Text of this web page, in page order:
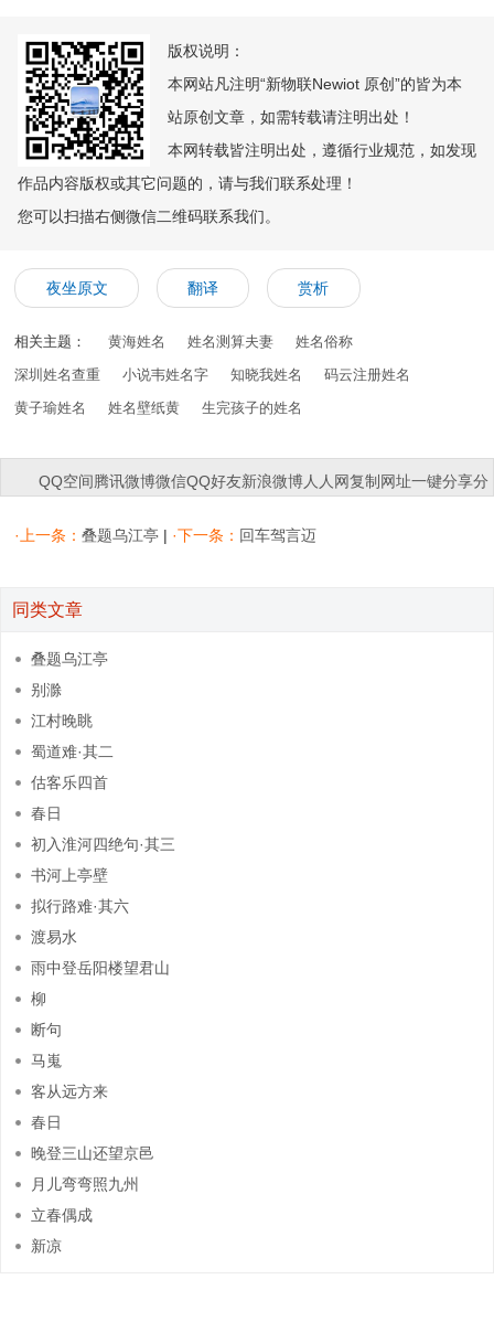
版权说明：
本网站凡注明“新物联Newiot 原创”的皆为本
站原创文章，如需转载请注明出处！
本网转载皆注明出处，遵循行业规范，如发现
作品内容版权或其它问题的，请与我们联系处理！
您可以扫描右侧微信二维码联系我们。
夜坐原文 翻译 赏析
相关主题： 黄海姓名 姓名测算夫妻
姓名俗称
深圳姓名查重
小说韦姓名字 知晓我姓名
码云注册姓名
黄子瑜姓名
姓名壁纸黄 生完孩子的姓名
QQ空间腾讯微博微信QQ好友新浪微博人人网复制网址一键分享分
·上一条：叠题乌江亭 | ·下一条： 回车驾言迈
同类文章
叠题乌江亭
别滁
江村晚眺
蜀道难·其二
估客乐四首
春日
初入淮河四绝句·其三
书河上亭壁
拟行路难·其六
渡易水
雨中登岳阳楼望君山
柳
断句
马嵬
客从远方来
春日
晚登三山还望京邑
月儿弯弯照九州
立春偶成
新凉